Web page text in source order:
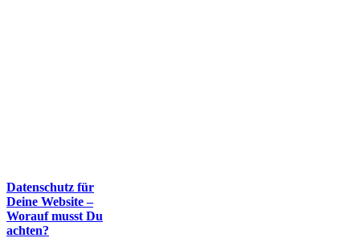
Datenschutz für
Deine Website –
Worauf musst Du
achten?